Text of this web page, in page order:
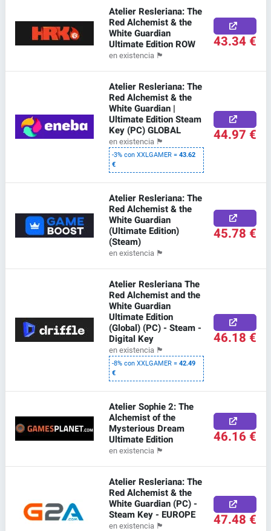
Atelier Resleriana: The
Red Alchemist & the
White Guardian
Ultimate Edition ROW
en existencia 🏴
43.34 €
Atelier Resleriana: The
Red Alchemist & the
White Guardian |
Ultimate Edition Steam
Key (PC) GLOBAL
en existencia 🏴
-3% con XXLGAMER =43.62
€
44.97 €
Atelier Resleriana: The
Red Alchemist & the
White Guardian
(Ultimate Edition)
(Steam)
en existencia 🏴
45.78 €
Atelier Resleriana The
Red Alchemist and the
White Guardian
Ultimate Edition
(Global) (PC) - Steam -
Digital Key
en existencia 🏴
-8% con XXLGAMER =42.49
€
46.18 €
Atelier Sophie 2: The
Alchemist of the
Mysterious Dream
Ultimate Edition
en existencia 🏴
46.16 €
Atelier Resleriana: The
Red Alchemist & the
White Guardian (PC) -
Steam Key - EUROPE
en existencia 🏴 47.48 €